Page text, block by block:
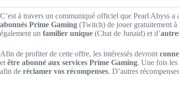
C’est à travers un communiqué officiel que Pearl Abyss
abonnés Prime Gaming (Twitch) de jouer gratuitement
également un familier unique (Chat de Junaid) et d’
Afin de profiter de cette offre, les intéressés devront
etêtre abonné aux services Prime Gaming. Une fois les
afin de réclamer vos récompenses. D’autres